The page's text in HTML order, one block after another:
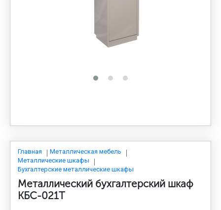
МЕДИЦИНСКАЯ МЕБЕЛЬ
СИСТЕМЫ ХРАНЕНИЯ
МЕБЕЛЬ ДЛЯ ДОМА
МЕБЕЛЬ ДЛЯ СТОЛОВЫХ
Главная
Металлическая мебель
Металлические шкафы
Бухгалтерские металлические шкафы
Металлический бухгалтерский шкаф
КБС-021Т